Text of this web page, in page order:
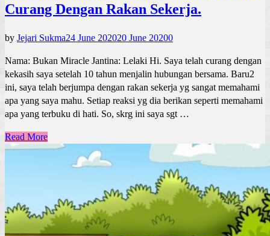
Curang Dengan Rakan Sekerja.
by Jejari Sukma24 June 202020 June 20200
Nama: Bukan Miracle Jantina: Lelaki Hi. Saya telah curang dengan
kekasih saya setelah 10 tahun menjalin hubungan bersama. Baru2
ini, saya telah berjumpa dengan rakan sekerja yg sangat memahami
apa yang saya mahu. Setiap reaksi yg dia berikan seperti memahami
apa yang terbuku di hati. So, skrg ini saya sgt …
Read More